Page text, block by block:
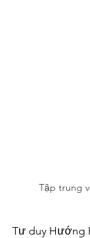
Tập trung
Tư duy Hướng